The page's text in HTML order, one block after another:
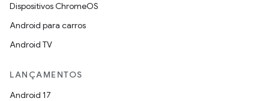
Dispositivos ChromeOS
Android para carros
Android TV
LANÇAMENTOS
Android 17